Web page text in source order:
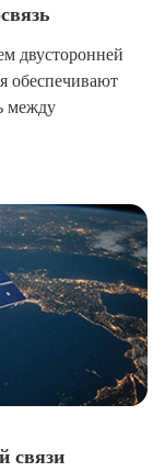
двусторонней
обеспечивают
между
связи